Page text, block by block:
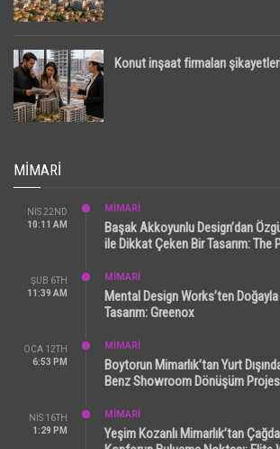
Konut inşaat firmaları
MIMARI
NIS 22ND
10:11 AM
MİMARİ
Başak Akkoyunlu Design’dan
ile Dikkat Çeken Bir Tasarım: The
ŞUB 6TH
11:39 AM
MİMARİ
Mental Design Works’ten
Tasarım: Greenox
OCA 12TH
6:53 PM
MİMARİ
Boytorun Mimarlık’tan Yurt
Benz Showroom Dönüşüm
NIS 16TH
1:29 PM
MİMARİ
Yeşim Kozanlı Mimarlık’tan